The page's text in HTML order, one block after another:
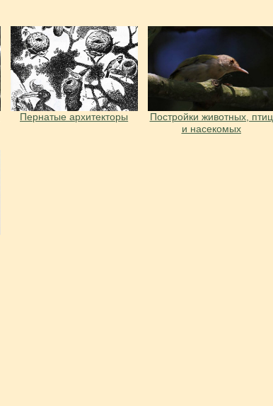
Пернатые архитекторы
Постройки животных, птиц
и насекомых